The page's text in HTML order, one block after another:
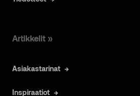
Artikkelit »
Asiakastarinat
Inspiraatiot